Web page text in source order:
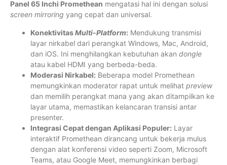
Panel 65 Inchi Promethean mengatasi hal ini dengan solusi
screen mirroring yang cepat dan universal.
KonektivitasMulti-Platform: Mendukung transmisi
layar nirkabel dari perangkat Windows, Mac, Android,
dan iOS. Ini menghilangkan kebutuhan akan dongle
atau kabel HDMI yang berbeda-beda.
Moderasi Nirkabel: Beberapa model Promethean
memungkinkan moderator rapat untuk melihat preview
dan memilih perangkat mana yang akan ditampilkan ke
layar utama, memastikan kelancaran transisi antar
presenter.
Integrasi Cepat dengan Aplikasi Populer: Layar
interaktif Promethean dirancang untuk bekerja mulus
dengan alat konferensi video seperti Zoom, Microsoft
Teams, atau Google Meet, memungkinkan berbagi